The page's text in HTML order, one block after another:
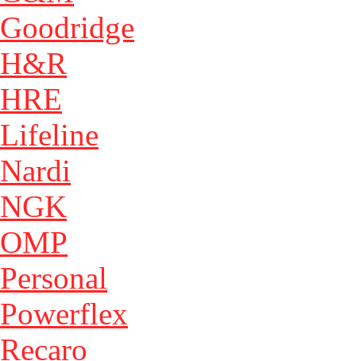
Goodridge
H&R
HRE
Lifeline
Nardi
NGK
OMP
Personal
Powerflex
Recaro